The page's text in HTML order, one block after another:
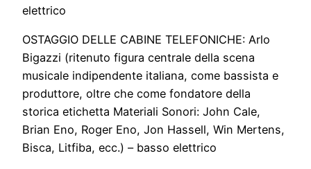
elettrico
OSTAGGIO DELLE CABINE TELEFONICHE: Arlo
Bigazzi (ritenuto figura centrale della scena
musicale indipendente italiana, come bassista e
produttore, oltre che come fondatore della
storica etichetta Materiali Sonori: John Cale,
Brian Eno, Roger Eno, Jon Hassell, Win Mertens,
Bisca, Litfiba, ecc.) – basso elettrico